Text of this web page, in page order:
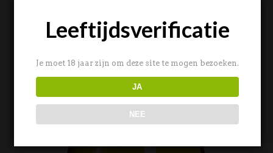
Leeftijdsverificatie
Je moet 18 jaar zijn om deze site te mogen bezoeken.
JA
NEE